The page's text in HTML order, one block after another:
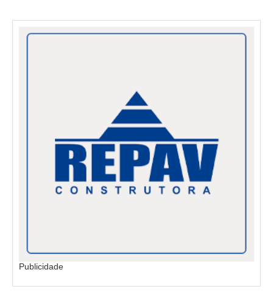
Publicidade